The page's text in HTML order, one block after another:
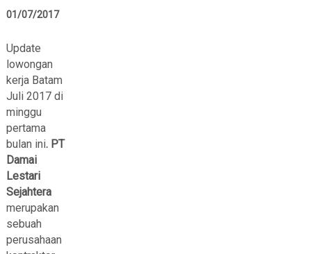
01/07/2017
Update
lowongan
kerja Batam
Juli 2017 di
minggu
pertama
bulan ini. PT
Damai
Lestari
Sejahtera
merupakan
sebuah
perusahaan